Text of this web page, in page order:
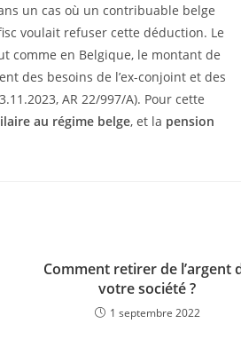
un cas où un contribuable belge
voulait refuser cette déduction. Le
comme en Belgique, le montant de
des besoins de l’ex-conjoint et des
AR 22/997/A). Pour cette
au régime belge, et la pension
Comment retirer de l’argent
votre société ?
1 septembre 2022